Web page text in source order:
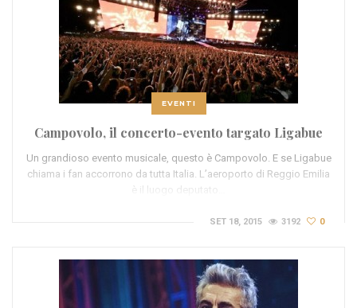
EVENTI
Campovolo, il concerto-evento targato Ligabue
Un grandioso evento musicale, questo è Campovolo. E se Ligabue
chiama i fan accorrono da tutta Italia. L’aeroporto di Reggio Emilia
è il luogo deputato…
SET 18, 2015 3192 0